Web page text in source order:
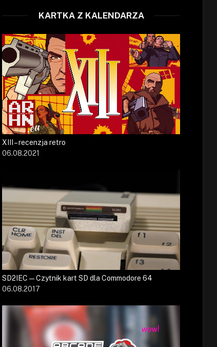
KARTKA Z KALENDARZA
XIII – recenzja retro
06.08.2021
SD2IEC — Czytnik kart SD dla Commodore 64
06.08.2017